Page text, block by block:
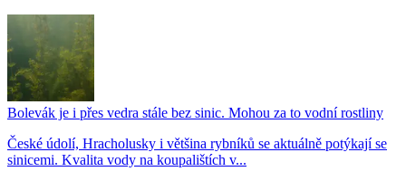
Bolevák je i přes vedra stále bez sinic. Mohou za to vodní rostliny
České údolí, Hracholusky i většina rybníků se aktuálně potýkají se
sinicemi. Kvalita vody na koupalištích v...